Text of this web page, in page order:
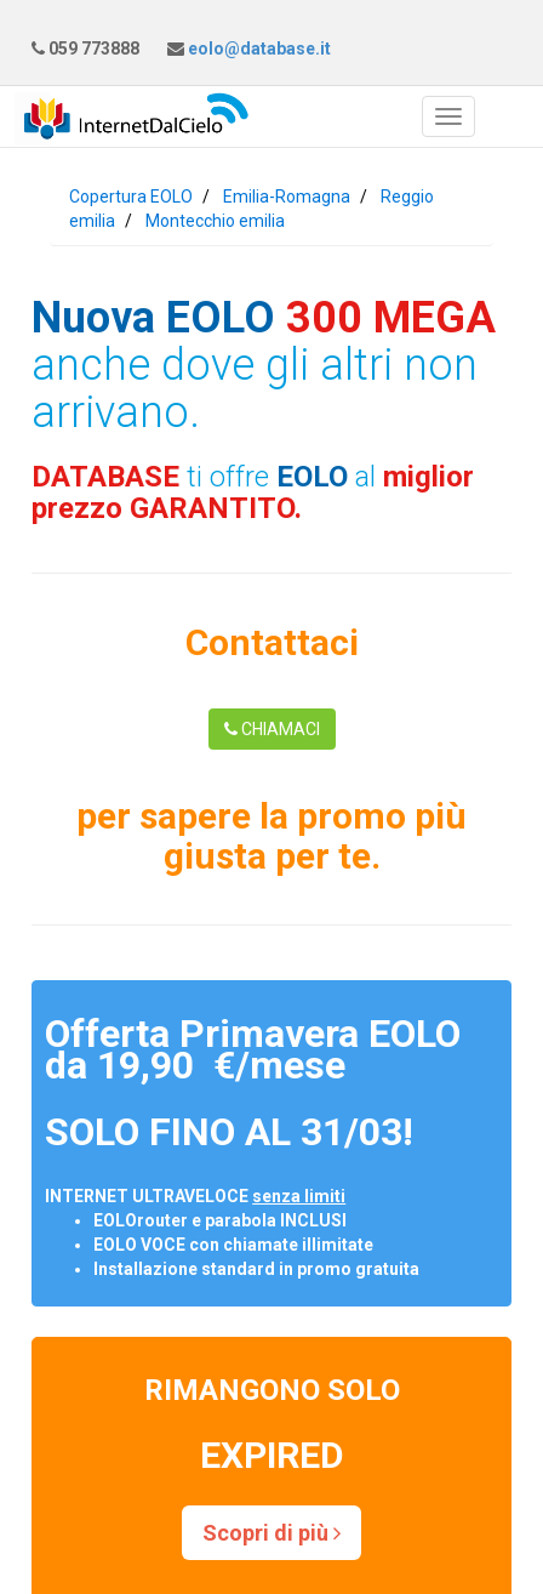
059 773888 eolo@database.it
Copertura EOLO Emilia-Romagna
Reggio
emilia
Montecchio emilia
Nuova EOLO 300 MEGA
anche dove gli altri non
arrivano.
DATABASEti offre EOLO al miglior
prezzo GARANTITO.
Contattaci
CHIAMACI
per sapere la promo più
giusta per te.
Offerta Primavera EOLO
da 19,90 €/mese
SOLO FINO AL 31/03!
INTERNET ULTRAVELOCE senza limiti
EOLOrouter e parabola INCLUSI
EOLO VOCE con chiamate illimitate
Installazione standard in promo gratuita
RIMANGONO SOLO
EXPIRED
Scopri di più